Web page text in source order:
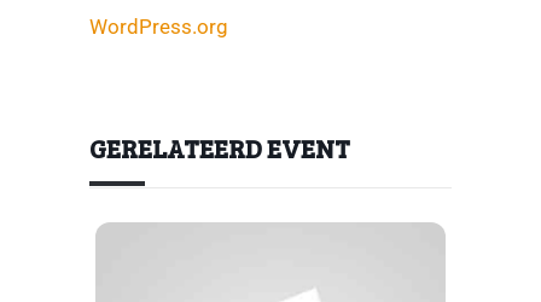
WordPress.org
GERELATEERD EVENT